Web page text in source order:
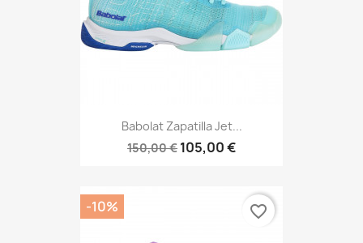
Babolat Zapatilla Jet...
150,00 € 105,00 €
-10% favorite_border